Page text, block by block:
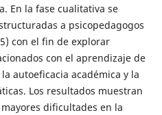
En la fase cualitativa se
a psicopedagogos
con el fin de explorar
con el aprendizaje de
autoeficacia académica y la
Los resultados muestran
dificultades en la